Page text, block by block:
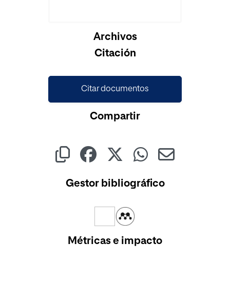
Archivos
Citación
Citar documentos
Compartir
Gestor bibliográfico
Métricas e impacto